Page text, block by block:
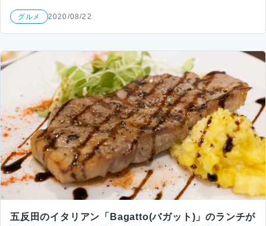
グルメ 2020/08/22
五反田のイタリアン「Bagatto(バガット)」のランチが